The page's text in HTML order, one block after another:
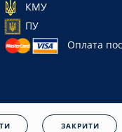
КМУ
ПУ
Оплата
ЗАКРИТИ